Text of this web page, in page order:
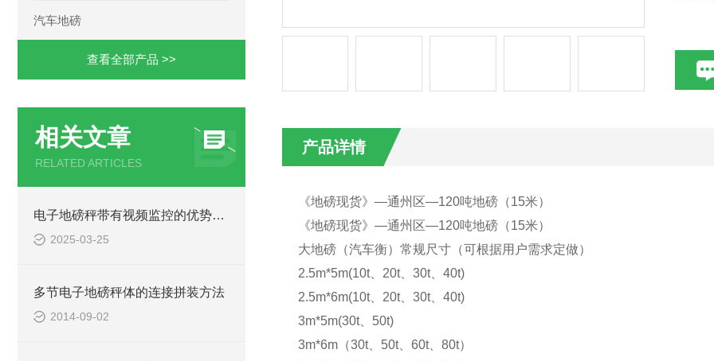
汽车地磅
查看全部产品 >>
相关文章
RELATED ARTICLES
电子地磅秤带有视频监控的优势和重要性
2025-03-25
多节电子地磅秤体的连接拼装方法
2014-09-02
产品详情
《地磅现货》—通州区—120吨地磅（15米）
《地磅现货》—通州区—120吨地磅（15米）
大地磅（汽车衡）常规尺寸（可根据用户需求定做）
2.5m*5m(10t、20t、30t、40t)
2.5m*6m(10t、20t、30t、40t)
3m*5m(30t、50t)
3m*6m（30t、50t、60t、80t）